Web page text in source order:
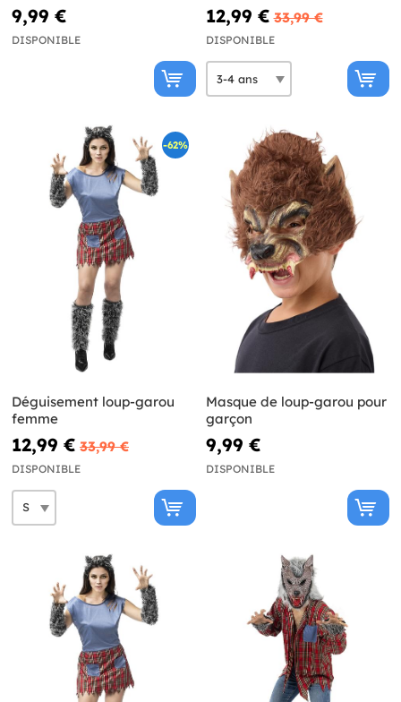
9,99 €
DISPONIBLE
12,99 € 33,99 €
DISPONIBLE
-62%
Déguisement loup-garou
femme
12,99 € 33,99 €
DISPONIBLE
Masque de loup-garou pour
garçon
9,99 €
DISPONIBLE